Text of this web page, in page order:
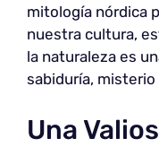
mitología nórdica
nuestra cultura,
la naturaleza es
sabiduría, misterio
Una